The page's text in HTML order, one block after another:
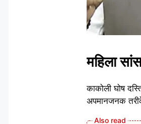
महिला
काकोली घोष
अपमानजनक